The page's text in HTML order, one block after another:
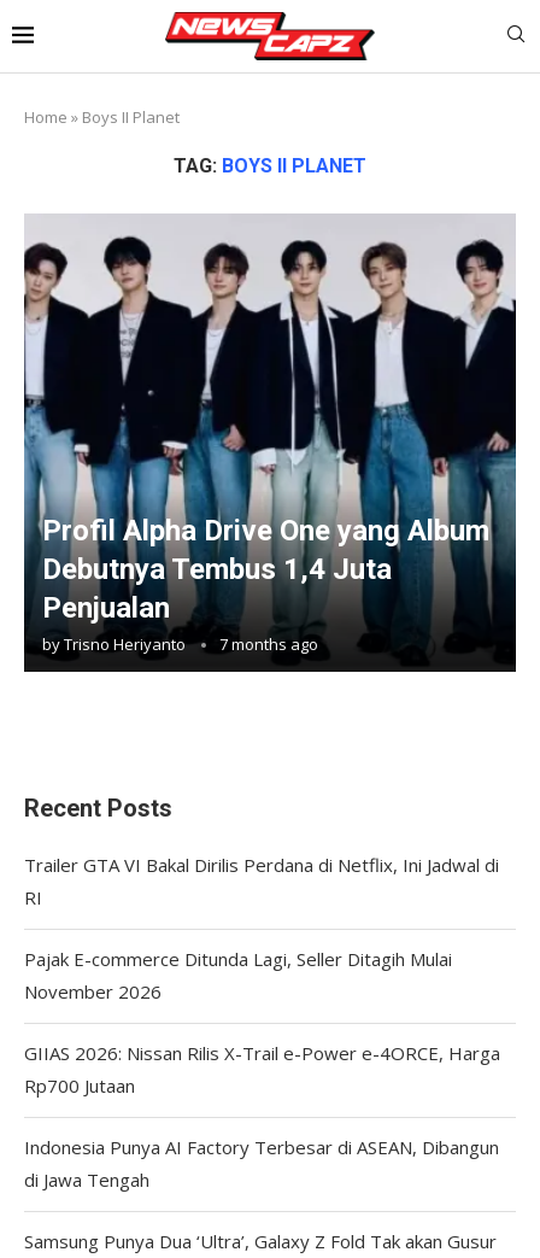
Home » Boys II Planet
TAG: BOYS II PLANET
Profil Alpha Drive One yang Album
Debutnya Tembus 1,4 Juta
Penjualan
byTrisno Heriyanto 7 months ago
Recent Posts
Trailer GTA VI Bakal Dirilis Perdana di Netflix, Ini Jadwal di
RI
Pajak E-commerce Ditunda Lagi, Seller Ditagih Mulai
November 2026
GIIAS 2026: Nissan Rilis X-Trail e-Power e-4ORCE, Harga
Rp700 Jutaan
Indonesia Punya AI Factory Terbesar di ASEAN, Dibangun
di Jawa Tengah
Samsung Punya Dua ‘Ultra’, Galaxy Z Fold Tak akan Gusur